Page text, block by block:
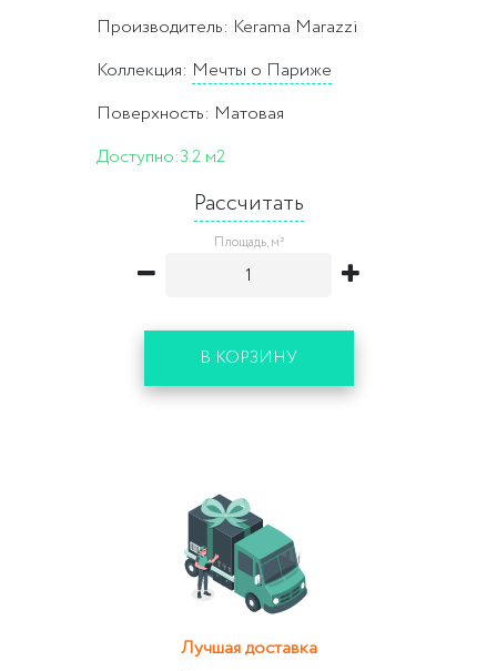
Производитель: Kerama Marazzi
Коллекция: Мечты о Париже
Поверхность: Матовая
Доступно:3.2 м2
Рассчитать
Площадь, м²
В КОРЗИНУ
Лучшая доставка